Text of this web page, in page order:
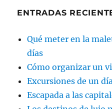
ENTRADAS
Qué meter en la
días
Cómo organizar un
Excursiones de un
Escapada a las